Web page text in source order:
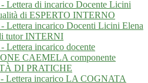
Lettera di incarico Docente Licini
di ESPERTO INTERNO
Lettera incarico Docenti Licini Elena
tutor INTERNI
Lettera incarico docente
CAEMELA componente
DI PRATICHE
Lettera incarico LA COGNATA